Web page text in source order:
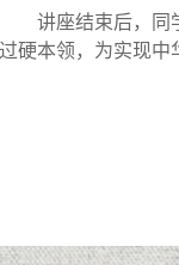
讲座结束后，同
过硬本领，为实现中